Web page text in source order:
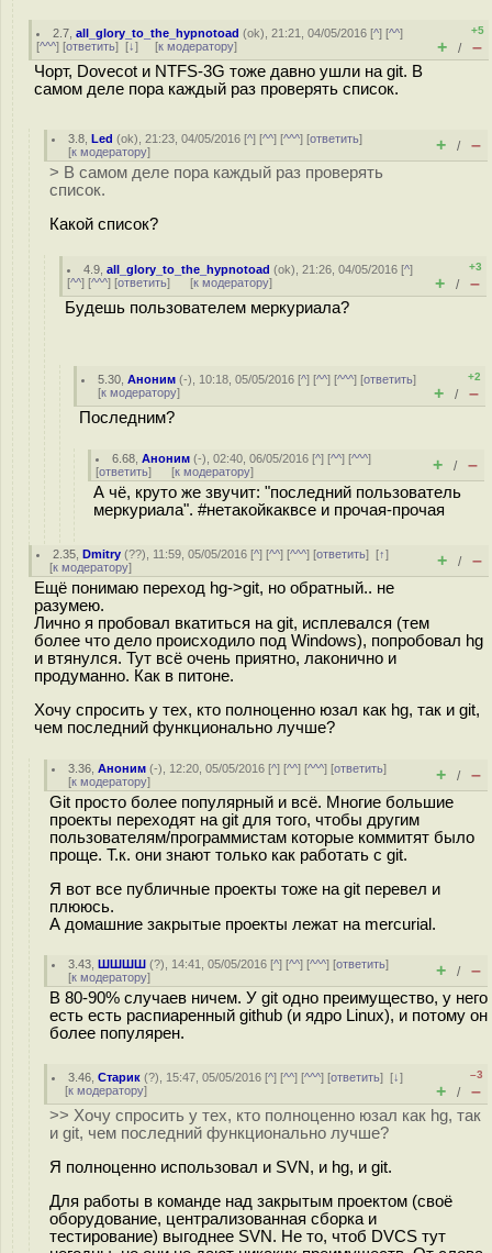
2.7 ,all_glory_to_the_hypnotoad (ok), 21:21, 04/05/2016 [^] [^^]
[^^^] [ответить] [↓] [к модератору]
+5
+ / –
Чорт, Dovecot и NTFS-3G тоже давно ушли на git. В
самом деле пора каждый раз проверять список.
3.8 ,Led (ok), 21:23, 04/05/2016 [^] [^^] [^^^] [ответить]
[к модератору] + / –
> В самом деле пора каждый раз проверять
список.
Какой список?
4.9 ,all_glory_to_the_hypnotoad (ok), 21:26, 04/05/2016 [^]
[^^] [^^^] [ответить] [к модератору]
+3
+ / –
Будешь пользователем меркуриала?
5.30 ,Аноним (-), 10:18, 05/05/2016 [^] [^^] [^^^] [ответить]
[к модератору]
+2
+ / –
Последним?
6.68 ,Аноним (-), 02:40, 06/05/2016 [^] [^^] [^^^]
[ответить] [к модератору] + / –
А чё, круто же звучит: "последний пользователь
меркуриала". #нетакойкаквсе и прочая-прочая
2.35 ,Dmitry (??), 11:59, 05/05/2016 [^] [^^] [^^^] [ответить][↑]
[к модератору] + / –
Ещё понимаю переход hg->git, но обратный.. не
разумею.
Лично я пробовал вкатиться на git, исплевался (тем
более что дело происходило под Windows), попробовал hg
и втянулся. Тут всё очень приятно, лаконично и
продуманно. Как в питоне.
Хочу спросить у тех, кто полноценно юзал как hg, так и git,
чем последний функционально лучше?
3.36 ,Аноним (-), 12:20, 05/05/2016 [^] [^^] [^^^] [ответить]
[к модератору] + / –
Git просто более популярный и всё. Многие большие
проекты переходят на git для того, чтобы другим
пользователям/программистам которые коммитят было
проще. Т.к. они знают только как работать с git.
Я вот все публичные проекты тоже на git перевел и
плююсь.
А домашние закрытые проекты лежат на mercurial.
3.43 ,ШШШШ (?), 14:41, 05/05/2016 [^] [^^] [^^^] [ответить]
[к модератору] + / –
В 80-90% случаев ничем. У git одно преимущество, у него
есть есть распиаренный github (и ядро Linux), и потому он
более популярен.
3.46 ,Старик (?), 15:47, 05/05/2016 [^] [^^] [^^^] [ответить][↓]
[к модератору]
–3
+ / –
>> Хочу спросить у тех, кто полноценно юзал как hg, так
и git, чем последний функционально лучше?
Я полноценно использовал и SVN, и hg, и git.
Для работы в команде над закрытым проектом (своё
оборудование, централизованная сборка и
тестирование) выгоднее SVN. Не то, чтоб DVCS тут